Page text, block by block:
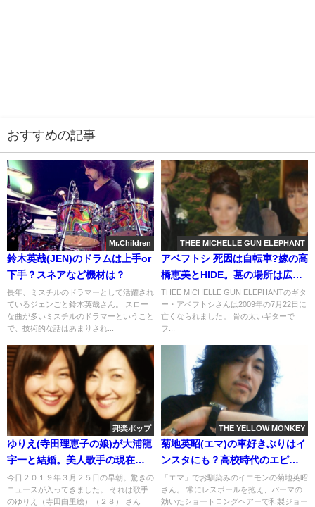
おすすめの記事
Mr.Children
鈴木英哉(JEN)のドラムは上手or
下手？スネアなど機材は？
長年、ミスチルのドラマーとして活躍され
ているジェンごと鈴木英哉さん。 スロー
な曲が多いミスチルのドラマーということ
で、技術的な話はあまりされ...
THEE MICHELLE GUN ELEPHANT
アベフトシ 死因は自転車?嫁の高
橋恵美とHIDE。墓の場所は広島/
江波
THEE MICHELLE GUN ELEPHANTのギタ
ー・アベフトシさんは2009年の7月22日に
亡くなられました。 骨の太いギターで
フ...
邦楽ポップ
ゆりえ(寺田理恵子の娘)が大浦龍
宇一と結婚。美人歌手の現在ま
で(馴れ初め)
今日２０１９年３月２５日の早朝。驚きの
ニュースが入ってきました。 それは歌手
のゆりえ（寺田由里絵）（２８） さん
THE YELLOW MONKEY
菊地英昭(エマ)の車好きぶりはイ
ンスタにも？高校時代のエピソ
ード
「エマ」でお馴染みのイエモンの菊地英昭
さん。 常にレスポールを抱え、パーマの
効いたショートロングヘアーで和製ジョー